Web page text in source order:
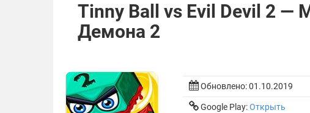
Tinny Ball vs Evil Devil 2
Демона 2
Обновлено:01.10.2019
Google Play:Открыть